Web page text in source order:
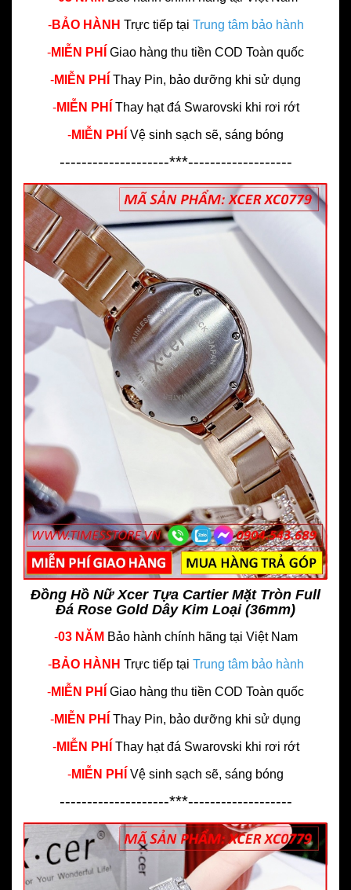
-BẢO HÀNH Trực tiếp tại Trung tâm bảo hành
-MIỄN PHÍ Giao hàng thu tiền COD Toàn quốc
-MIỄN PHÍ Thay Pin, bảo dưỡng khi sử dụng
-MIỄN PHÍ Thay hạt đá Swarovski khi rơi rớt
-MIỄN PHÍ Vệ sinh sạch sẽ, sáng bóng
--------------------***-------------------
Đồng Hồ Nữ Xcer Tựa Cartier Mặt Tròn Full
Đá Rose Gold Dây Kim Loại (36mm)
-03 NĂM Bảo hành chính hãng tại Việt Nam
-BẢO HÀNH Trực tiếp tại Trung tâm bảo hành
-MIỄN PHÍ Giao hàng thu tiền COD Toàn quốc
-MIỄN PHÍ Thay Pin, bảo dưỡng khi sử dụng
-MIỄN PHÍ Thay hạt đá Swarovski khi rơi rớt
-MIỄN PHÍ Vệ sinh sạch sẽ, sáng bóng
--------------------***-------------------